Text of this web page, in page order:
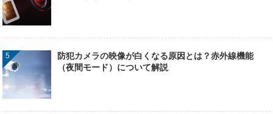
防犯カメラの映像が白くなる原因とは？赤外線機能
（夜間モード）について解説